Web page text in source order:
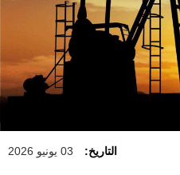
التاريخ: 03 يونيو 2026